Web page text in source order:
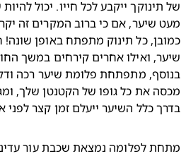
כלל השיער ייעלם זמן קצר לפני או